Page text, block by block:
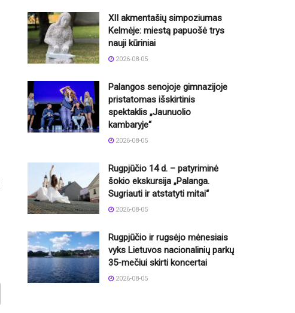
XII akmentašių simpoziumas
Kelmėje: miestą papuošė trys
nauji kūriniai
2026-08-05
Palangos senojoje gimnazijoje
pristatomas išskirtinis
spektaklis „Jaunuolio
kambaryje“
2026-08-05
Rugpjūčio 14 d. – patyriminė
šokio ekskursija „Palanga.
Sugriauti ir atstatyti mitai“
2026-08-05
Rugpjūčio ir rugsėjo mėnesiais
vyks Lietuvos nacionalinių parkų
35-mečiui skirti koncertai
2026-08-05